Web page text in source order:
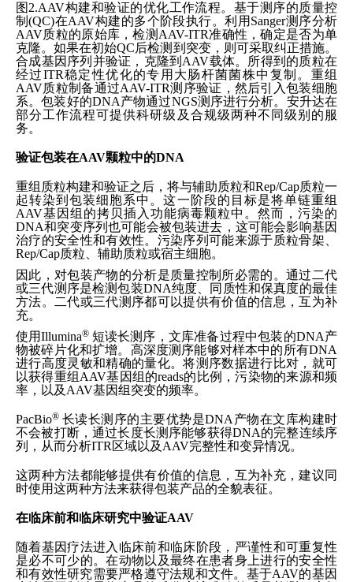
图2.AAV构建和验证的优化工作流程。基于测序的质量控
制(QC)在AAV构建的多个阶段执行。利用Sanger测序分析
AAV质粒的原始库，检测AAV-ITR准确性，确定是否为单
克隆。如果在初始QC后检测到突变，则可采取纠正措施。
合成基因序列并验证，克隆到AAV载体。所得到的质粒在
经过ITR稳定性优化的专用大肠杆菌菌株中复制。重组
AAV质粒制备通过AAV-ITR测序验证，然后引入包装细胞
系。包装好的DNA产物通过NGS测序进行分析。安升达在
部分工作流程可提供科研级及合规级两种不同级别的服
务。
验证包装在AAV颗粒中的DNA
重组质粒构建和验证之后，将与辅助质粒和Rep/Cap质粒一
起转染到包装细胞系中。这一阶段的目标是将单链重组
AAV基因组的拷贝插入功能病毒颗粒中。然而，污染的
DNA和突变序列也可能会被包装进去，这可能会影响基因
治疗的安全性和有效性。污染序列可能来源于质粒骨架、
Rep/Cap质粒、辅助质粒或宿主细胞。
因此，对包装产物的分析是质量控制所必需的。通过二代
或三代测序是检测包装DNA纯度、同质性和保真度的最佳
方法。二代或三代测序都可以提供有价值的信息，互为补
充。
使用Illumina® 短读长测序，文库准备过程中包装的DNA产
物被碎片化和扩增。高深度测序能够对样本中的所有DNA
进行高度灵敏和精确的量化。将测序数据进行比对，就可
以获得重组AAV基因组的reads的比例，污染物的来源和频
率，以及AAV基因组突变的频率。
PacBio® 长读长测序的主要优势是DNA产物在文库构建时
不会被打断，通过长度长测序能够获得DNA的完整连续序
列，从而分析ITR区域以及AAV完整性和变异情况。
这两种方法都能够提供有价值的信息，互为补充，建议同
时使用这两种方法来获得包装产品的全貌表征。
在临床前和临床研究中验证AAV
随着基因疗法进入临床前和临床阶段，严谨性和可重复性
是必不可少的。在动物以及最终在患者身上进行的安全性
和有效性研究需要严格遵守法规和文件。基于AAV的基因